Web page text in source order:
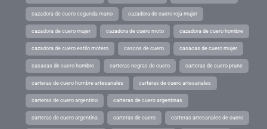
cazadora de cuero segunda mano cazadora de cuero roja mujer
cazadora de cuero mujer cazadora de cuero moto cazadora de cuero hombre
cazadora de cuero estilo motero cascos de cuero casacas de cuero mujer
casacas de cuero hombre carteras negras de cuero carteras de cuero prune
carteras de cuero hombre artesanales carteras de cuero artesanales
carteras de cuero argentino carteras de cuero argentinas
carteras de cuero argentina carteras de cuero carteras artesanales de cuero